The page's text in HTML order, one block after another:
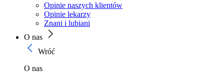
Opinie naszych klientów
Opinie lekarzy
Znani i lubiani
O nas
Wróć
O nas